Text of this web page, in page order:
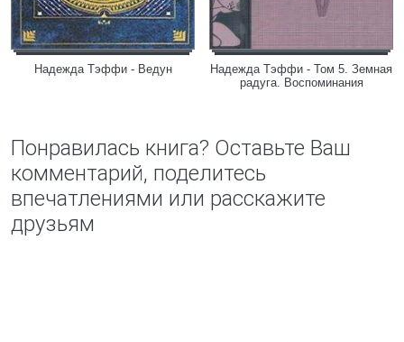
Надежда Тэффи - Ведун
Надежда Тэффи - Том 5. Земная
радуга. Воспоминания
Понравилась книга? Оставьте Ваш
комментарий, поделитесь
впечатлениями или расскажите
друзьям